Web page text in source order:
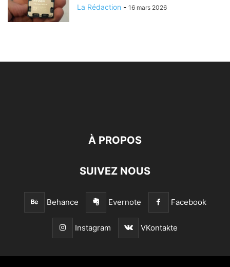
La Rédaction - 16 mars 2026
À PROPOS
SUIVEZ NOUS
Behance Evernote Facebook
Instagram VKontakte